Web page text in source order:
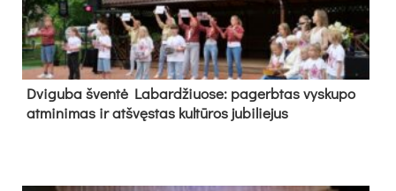
Dvi­gu­ba šven­tė La­bar­džiuo­se: pa­gerb­tas vys­ku­po
at­mi­ni­mas ir at­švęs­tas kul­tū­ros ju­bi­lie­jus